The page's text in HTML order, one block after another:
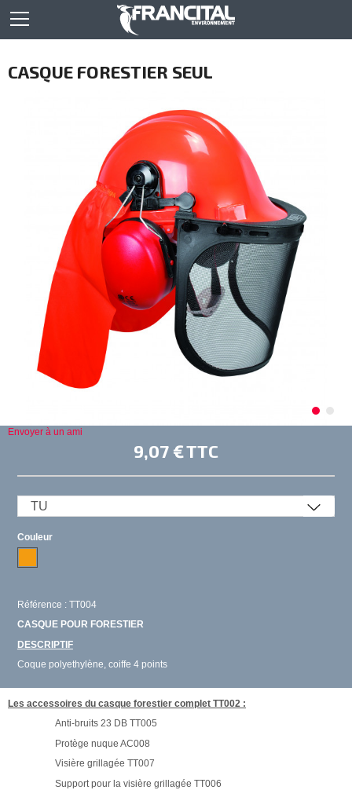
CASQUE FORESTIER SEUL
Envoyer à un ami
9,07 €TTC
Couleur
Référence : TT004
CASQUE POUR FORESTIER
DESCRIPTIF
Coque polyethylène, coiffe 4 points
Les accessoires du casque forestier complet TT002 :
Anti-bruits 23 DB TT005
Protège nuque AC008
Visière grillagée TT007
Support pour la visière grillagée TT006